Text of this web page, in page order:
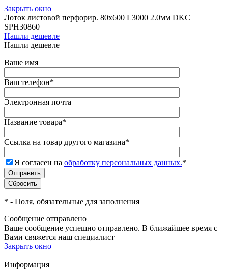
Закрыть окно
Лоток листовой перфорир. 80х600 L3000 2.0мм DKC
SPH30860
Нашли дешевле
Нашли дешевле
Ваше имя
Ваш телефон*
Электронная почта
Название товара*
Ссылка на товар другого магазина*
Я согласен на обработку персональных данных.*
* - Поля, обязательные для заполнения
Сообщение отправлено
Ваше сообщение успешно отправлено. В ближайшее время с
Вами свяжется наш специалист
Закрыть окно
Информация